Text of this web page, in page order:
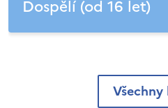
Dospělí (od 16 let)